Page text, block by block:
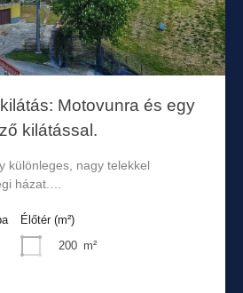
Motovunra és egy
kilátással.
különleges, nagy telekkel
házat.…
Élőtér (m²)
200 m²